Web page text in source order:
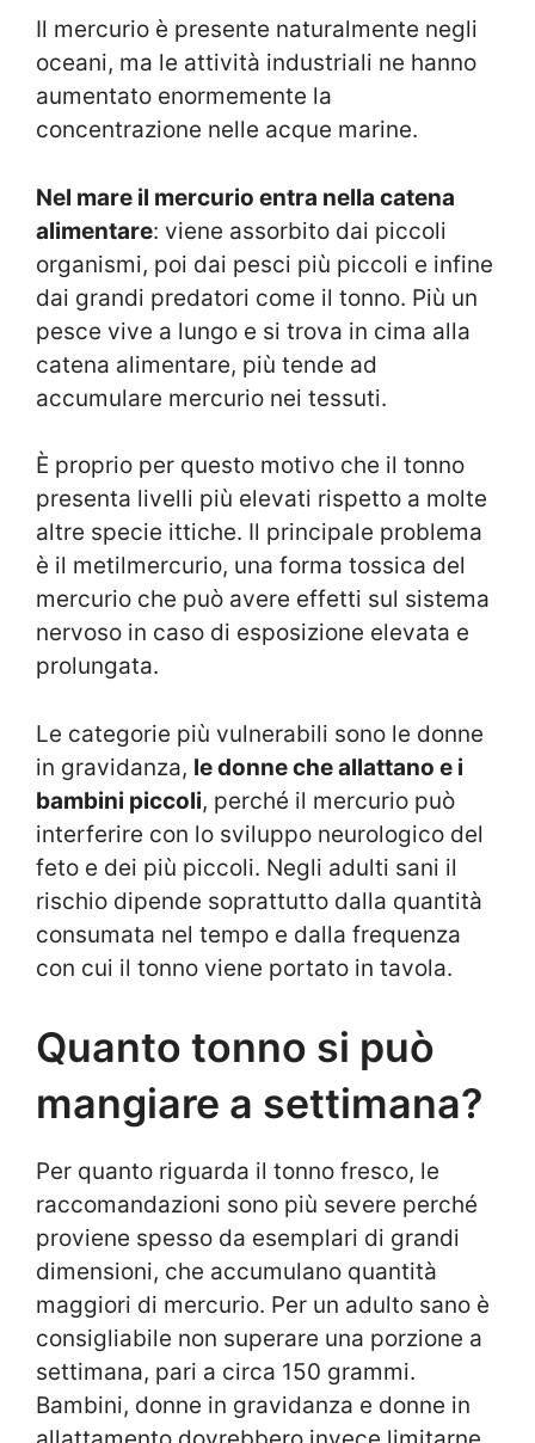
Il mercurio è presente naturalmente negli
oceani, ma le attività industriali ne hanno
aumentato enormemente la
concentrazione nelle acque marine.
Nel mare il mercurio entra nella catena
alimentare: viene assorbito dai piccoli
organismi, poi dai pesci più piccoli e infine
dai grandi predatori come il tonno. Più un
pesce vive a lungo e si trova in cima alla
catena alimentare, più tende ad
accumulare mercurio nei tessuti.
È proprio per questo motivo che il tonno
presenta livelli più elevati rispetto a molte
altre specie ittiche. Il principale problema
è il metilmercurio, una forma tossica del
mercurio che può avere effetti sul sistema
nervoso in caso di esposizione elevata e
prolungata.
Le categorie più vulnerabili sono le donne
in gravidanza, le donne che allattano e i
bambini piccoli, perché il mercurio può
interferire con lo sviluppo neurologico del
feto e dei più piccoli. Negli adulti sani il
rischio dipende soprattutto dalla quantità
consumata nel tempo e dalla frequenza
con cui il tonno viene portato in tavola.
Quanto tonno si può
mangiare a settimana?
Per quanto riguarda il tonno fresco, le
raccomandazioni sono più severe perché
proviene spesso da esemplari di grandi
dimensioni, che accumulano quantità
maggiori di mercurio. Per un adulto sano è
consigliabile non superare una porzione a
settimana, pari a circa 150 grammi.
Bambini, donne in gravidanza e donne in